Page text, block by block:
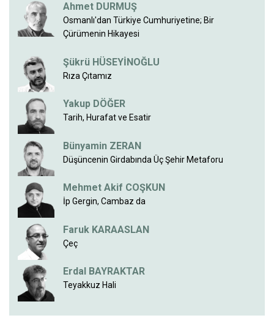
Ahmet DURMUŞ
Osmanlı'dan Türkiye Cumhuriyetine; Bir
Çürümenin Hikayesi
Şükrü HÜSEYİNOĞLU
Rıza Çıtamız
Yakup DÖĞER
Tarih, Hurafat ve Esatir
Bünyamin ZERAN
Düşüncenin Girdabında Üç Şehir Metaforu
Mehmet Akif COŞKUN
İp Gergin, Cambaz da
Faruk KARAASLAN
Çeç
Erdal BAYRAKTAR
Teyakkuz Hali